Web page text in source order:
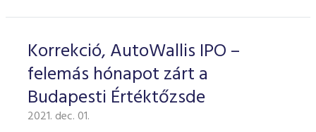
Korrekció, AutoWallis IPO –
felemás hónapot zárt a
Budapesti Értéktőzsde
2021. dec. 01.